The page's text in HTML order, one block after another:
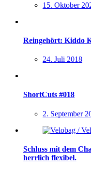
15. Oktober
Reingehört: Kiddo
24. Juli 2018
ShortCuts #018
2. September
Schluss mit dem
herrlich flexibel.